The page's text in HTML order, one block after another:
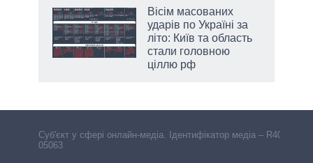
Вісім масованих
ударів по Україні за
літо: Київ та область
стали головною
ціллю рф
Cуб'єкт у сфері онлайн-медіа. Ідентифікатор медіа – R40-
05063